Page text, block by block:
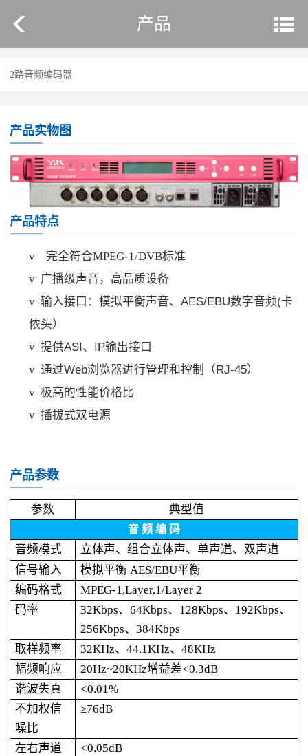
产品
2路音频编码器
产品实物图
产品特点
v
完全符合MPEG-1/DVB标准
v 广播级声音，高品质设备
v 输入接口：模拟平衡声音、AES/EBU数字音频(卡
侬头）
v 提供ASI、IP输出接口
v 通过Web浏览器进行管理和控制（RJ-45）
v 极高的性能价格比
v 插拔式双电源
产品参数
参数 典型值
音 频 编 码
音频模式
立体声、组合立体声、单声道、双声道
信号输入
模拟平衡 AES/EBU平衡
编码格式
MPEG-1,Layer,1/Layer 2
码率
32Kbps、64Kbps、128Kbps、192Kbps、
256Kbps、384Kbps
取样频率
32KHz、44.1KHz、48KHz
幅频响应
20Hz~20KHz增益差<0.3dB
谐波失真
<0.01%
不加权信
噪比
≥76dB
左右声道
<0.05dB